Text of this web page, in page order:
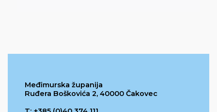
Međimurska županija
Ruđera Boškovića 2, 40000 Čakovec